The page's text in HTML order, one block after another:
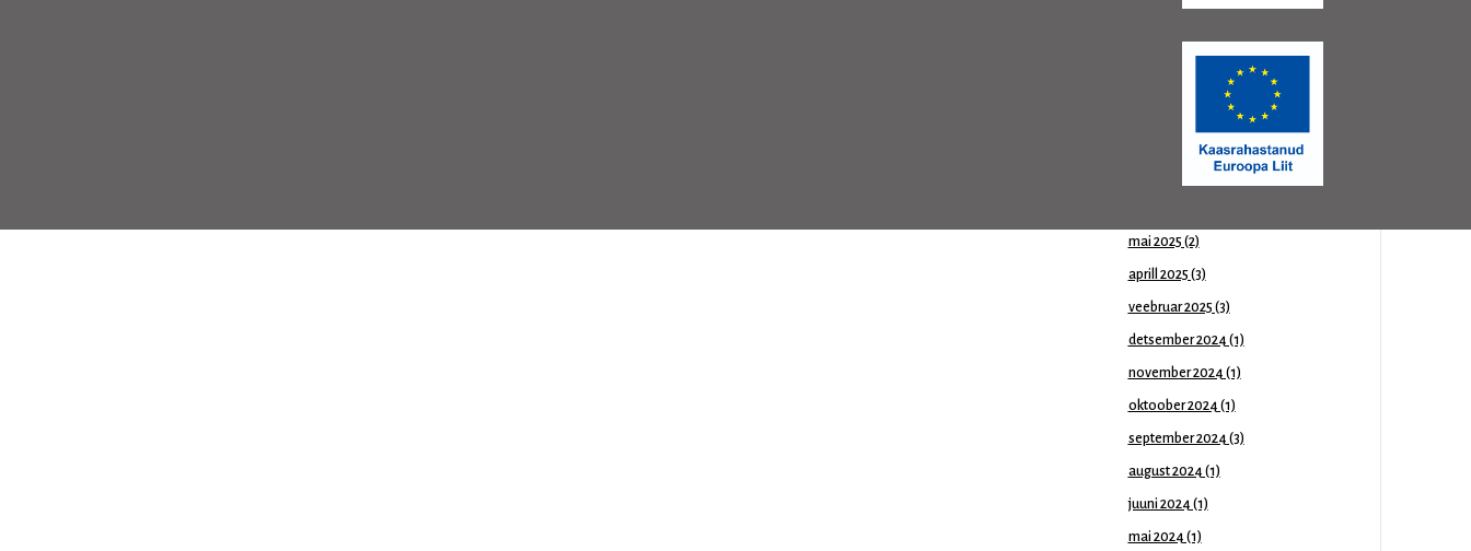
detsember 2025(2)
november 2025(3)
(2)
(2)
august 2025(3)
mai 2025 (2)
aprill 2025 (3)
veebruar 2025 (3)
detsember 2024 (1)
november 2024 (1)
oktoober 2024 (1)
september 2024 (3)
august 2024 (1)
juuni 2024 (1)
mai 2024 (1)